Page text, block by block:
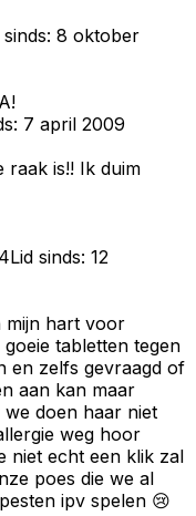
sinds: 8 oktober
7 april 2009
raak is!! Ik duim
Lid sinds: 12
mijn hart voor
tabletten tegen
en zelfs gevraagd of
aan kan maar
doen haar niet
weg hoor
niet echt een klik zal
poes die we al
ipv spelen 😢